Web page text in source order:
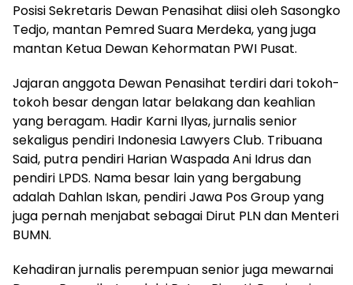
Posisi Sekretaris Dewan Penasihat diisi oleh Sasongko
Tedjo, mantan Pemred Suara Merdeka, yang juga
mantan Ketua Dewan Kehormatan PWI Pusat.
Jajaran anggota Dewan Penasihat terdiri dari tokoh-
tokoh besar dengan latar belakang dan keahlian
yang beragam. Hadir Karni Ilyas, jurnalis senior
sekaligus pendiri Indonesia Lawyers Club. Tribuana
Said, putra pendiri Harian Waspada Ani Idrus dan
pendiri LPDS. Nama besar lain yang bergabung
adalah Dahlan Iskan, pendiri Jawa Pos Group yang
juga pernah menjabat sebagai Dirut PLN dan Menteri
BUMN.
Kehadiran jurnalis perempuan senior juga mewarnai